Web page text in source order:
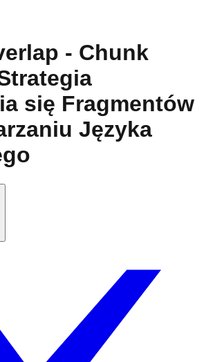
- Chunk
się Fragmentów
Języka